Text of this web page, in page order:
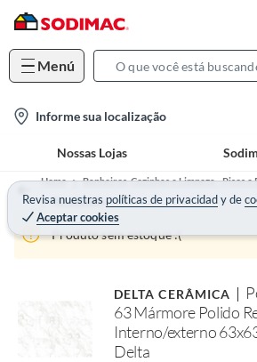
Menú
S
c
h
a
Informe sua localização
Nossas Lojas
Revisa nuestras políticas de privacidadyde
Aceptar cookies
Home
Banheiros, Cozinhas e Limpeza - Pisos
Porcelanato
Produto sem estoque :(
DELTA CERÂMICA
63 Mármore Polido
Interno/externo
Delta